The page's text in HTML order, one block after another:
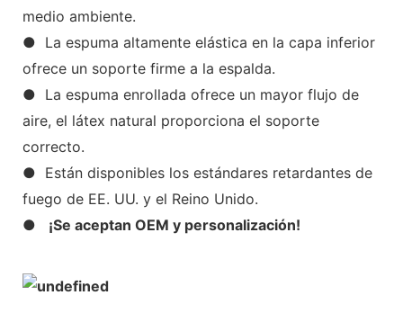
medio ambiente.
● La espuma altamente elástica en la capa inferior
ofrece un soporte firme a la espalda.
● La espuma enrollada ofrece un mayor flujo de
aire, el látex natural proporciona el soporte
correcto.
● Están disponibles los estándares retardantes de
fuego de EE. UU. y el Reino Unido.
●
¡Se aceptan OEM y personalización!